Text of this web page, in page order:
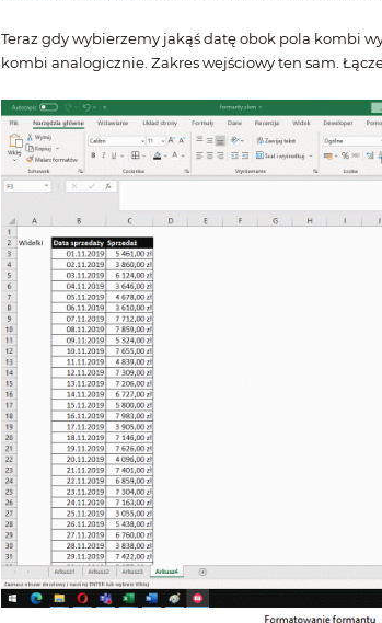
Teraz gdy wybierzemy jakąś datę obok pola kombi
kombi analogicznie. Zakres wejściowy ten sam.